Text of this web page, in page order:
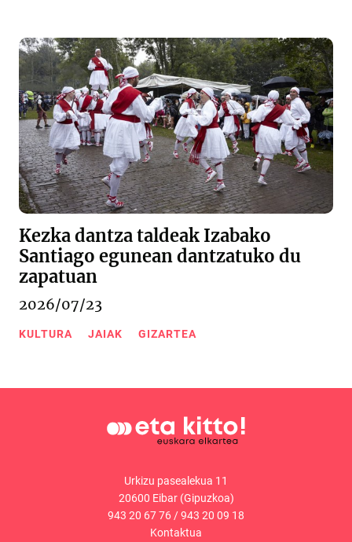
Kezka dantza taldeak Izabako
Santiago egunean dantzatuko du
zapatuan
2026/07/23
KULTURA JAIAK GIZARTEA
Urkizu pasealekua 11
20600 Eibar (Gipuzkoa)
943 20 67 76 /943 20 09 18
Kontaktua